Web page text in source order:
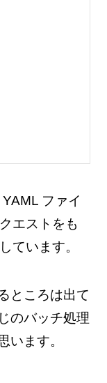
ファイ
エストをも
ています。
ところは出て
のバッチ処理
います。